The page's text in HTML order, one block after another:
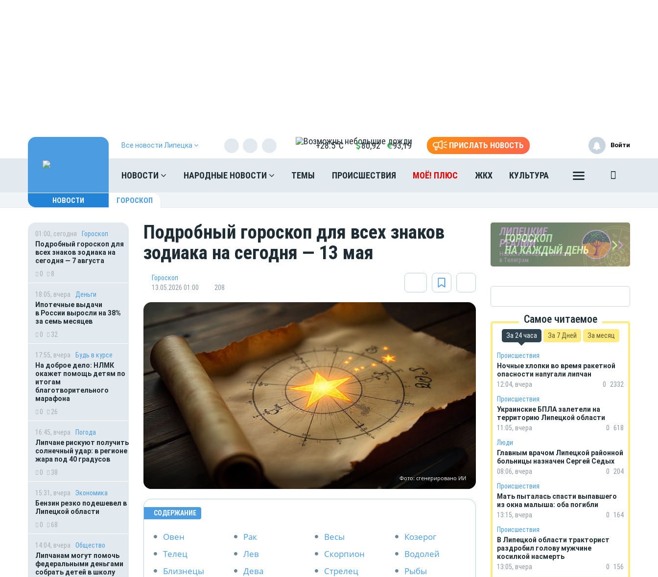
Все новости Липецка +28.5°C 80,92 93,19 ПРИСЛАТЬ НОВОСТЬ
НОВОСТИ НАРОДНЫЕ НОВОСТИ ТЕМЫ ПРОИСШЕСТВИЯ МОЁ! ПЛЮС ЖКХ КУЛЬТУРА
Войти
НОВОСТИ ГОРОСКОП
01:00, сегодня
Гороскоп
Подробный гороскоп для
всех знаков зодиака на
сегодня — 7 августа
0
8
18:05, вчера
Деньги
Ипотечные выдачи
в России выросли на 38%
за семь месяцев
0
32
17:55, вчера
Будь в курсе
На доброе дело: НЛМК
окажет помощь детям по
итогам
благотворительного
марафона
0
26
16:45, вчера
Погода
Липчане рискуют получить
солнечный удар: в регионе
жара под 40 градусов
0
38
15:31, вчера
Экономика
Бензин резко подешевел в
Липецкой области
0
68
14:04, вчера
Общество
Липчанам могут помочь
федеральными деньгами
собрать детей в школу
Подробный гороскоп для всех знаков
зодиака на сегодня — 13 мая
Гороскоп
13.05.2026 01:00
208
Фото: сгенерировано ИИ
СОДЕРЖАНИЕ
Овен
Телец
Близнецы
Рак
Лев
Дева
Весы
Скорпион
Стрелец
Козерог
Водолей
Рыбы
ЛИПЕЦКИЕ
РЕАЛИИ
Новости Липецка и области
в Телеграм
ГОРОСКОП
НА КАЖДЫЙ ДЕНЬ
ПОГОДА
В ЛИПЕЦКЕ
Самое читаемое
За 24 часа За 7 Дней За месяц
Происшествия
Ночные хлопки во время ракетной
опасности напугали липчан
12:04, вчера
0
2332
Происшествия
Украинские БПЛА залетели на
территорию Липецкой области
11:05, вчера
0
618
Люди
Главным врачом Липецкой районной
больницы назначен Сергей Седых
08:06, вчера
0
204
Происшествия
Мать пыталась спасти выпавшего
из окна малыша: оба погибли
13:15, вчера
0
164
Происшествия
В Липецкой области тракторист
раздробил голову мужчине
косилкой насмерть
13:05, вчера
0 156